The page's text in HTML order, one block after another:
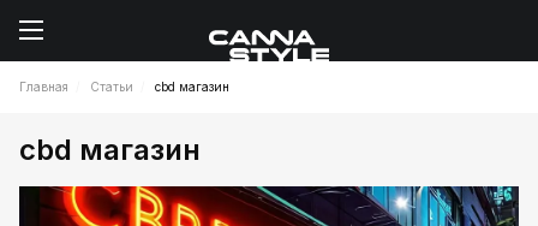
Главная Статьи cbd магазин
cbd магазин